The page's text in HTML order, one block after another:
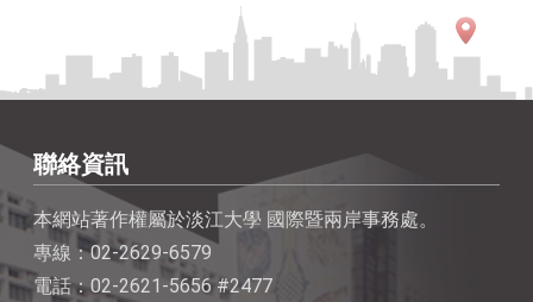
聯絡資訊
本網站著作權屬於淡江大學 國際暨兩岸事務處。
專線：02-2629-6579
電話：02-2621-5656 #2477